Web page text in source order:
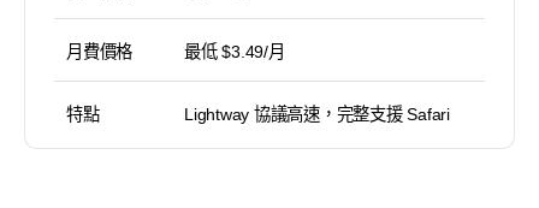
月費價格 最低 $3.49/月
特點 Lightway 協議高速，完整支援 Safari